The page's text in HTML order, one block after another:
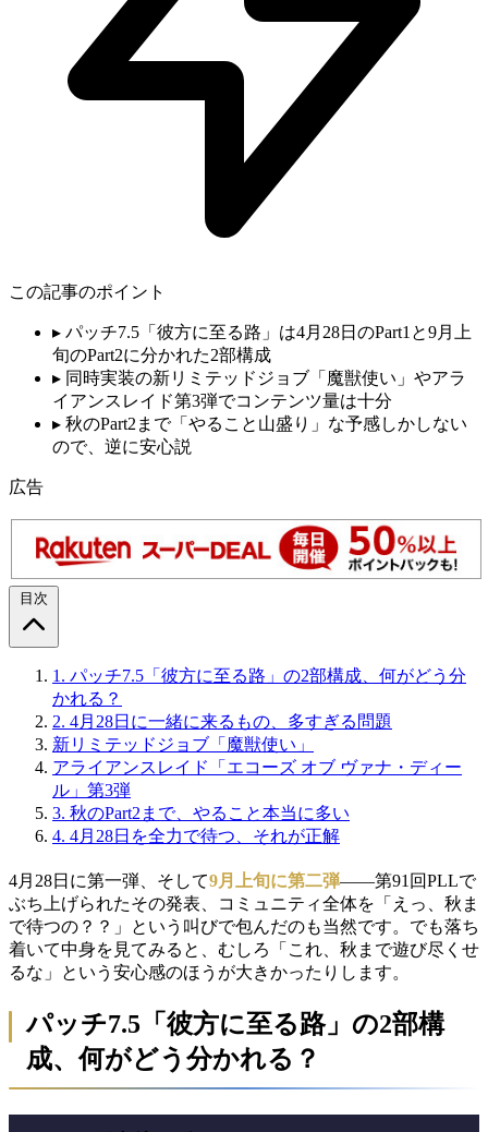
この記事のポイント
▸ パッチ7.5「彼方に至る路」は4月28日のPart1と9月上
旬のPart2に分かれた2部構成
▸ 同時実装の新リミテッドジョブ「魔獣使い」やアラ
イアンスレイド第3弾でコンテンツ量は十分
▸ 秋のPart2まで「やること山盛り」な予感しかしない
ので、逆に安心説
広告
目次
1. パッチ7.5「彼方に至る路」の2部構成、何がどう分
かれる？
2. 4月28日に一緒に来るもの、多すぎる問題
新リミテッドジョブ「魔獣使い」
アライアンスレイド「エコーズ オブ ヴァナ・ディー
ル」第3弾
3. 秋のPart2まで、やること本当に多い
4. 4月28日を全力で待つ、それが正解
4月28日に第一弾、そして9月上旬に第二弾——第91回PLLで
ぶち上げられたその発表、コミュニティ全体を「えっ、秋ま
で待つの？？」という叫びで包んだのも当然です。でも落ち
着いて中身を見てみると、むしろ「これ、秋まで遊び尽くせ
るな」という安心感のほうが大きかったりします。
パッチ7.5「彼方に至る路」の2部構
成、何がどう分かれる？